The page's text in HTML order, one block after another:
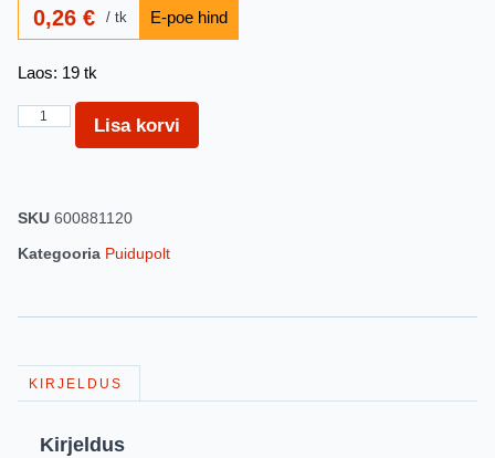
0,26€ tk
Laos: 19 tk
Lisa korvi
SKU 600881120
Kategooria Puidupolt
KIRJELDUS
Kirjeldus